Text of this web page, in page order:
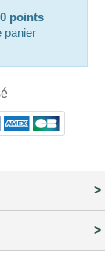
points
panier